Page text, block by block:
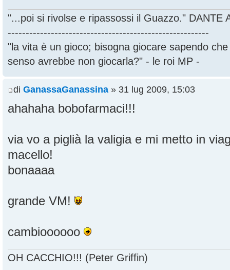
"...poi si rivolse e ripassossi il Guazzo." DANTE
--------------------------------------------------------
"la vita è un gioco; bisogna giocare sapendo
senso avrebbe non giocarla?" - le roi MP -
di GanassaGanassina » 31 lug 2009, 15:03
ahahaha bobofarmaci!!!
via vo a piglià la valigia e mi metto in
macello!
bonaaaa
grande VM!
cambioooooo
OH CACCHIO!!! (Peter Griffin)